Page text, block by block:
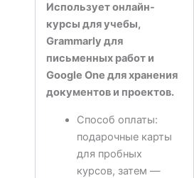
Использует онлайн-
курсы для учебы,
Grammarly для
письменных работ и
Google One для хранения
документов и проектов.
Способ оплаты:
подарочные карты
для пробных
курсов, затем —